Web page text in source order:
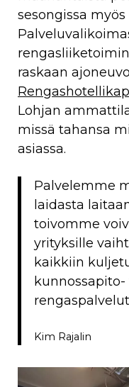
sesongissa myös
raskaan
Lohjan
missä tahansa
asiassa.
Palvelemme
laidasta
toivomme
yrityksille
kaikkiin
Kim Rajalin